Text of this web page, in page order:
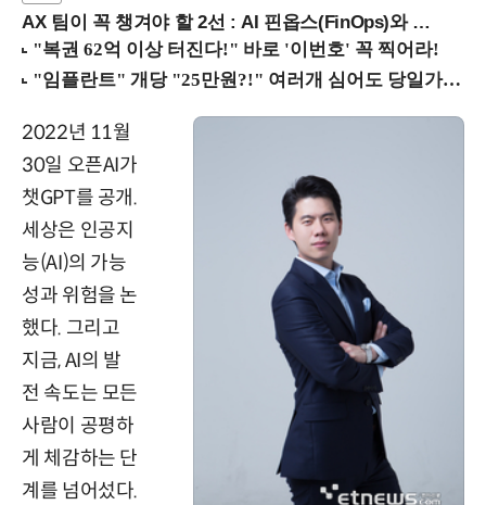
AX 팀이 꼭 챙겨야 할 2선 : AI 핀옵스(FinOps)와 토큰 거버넌스 (8/21 잠실역)
2022년 11월
30일 오픈AI가
챗GPT를 공개.
세상은 인공지
능(AI)의 가능
성과 위험을 논
했다. 그리고
지금, AI의 발
전 속도는 모든
사람이 공평하
게 체감하는 단
계를 넘어섰다.